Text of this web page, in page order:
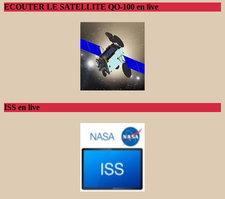
ECOUTER LE SATELLITE QO-100 en live
ISS en live